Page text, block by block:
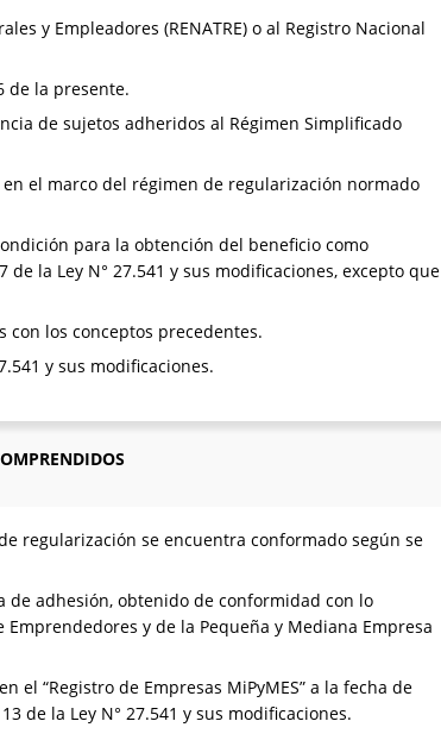
y Empleadores (RENATRE) o al Registro Nacional
de la presente.
de sujetos adheridos al Régimen Simplificado
el marco del régimen de regularización normado
para la obtención del beneficio como
la Ley N° 27.541 y sus modificaciones, excepto que
con los conceptos precedentes.
y sus modificaciones.
regularización se encuentra conformado según se
de adhesión, obtenido de conformidad con lo
y de la Pequeña y Mediana Empresa
“Registro de Empresas MiPyMES” a la fecha de
de la Ley N° 27.541 y sus modificaciones.